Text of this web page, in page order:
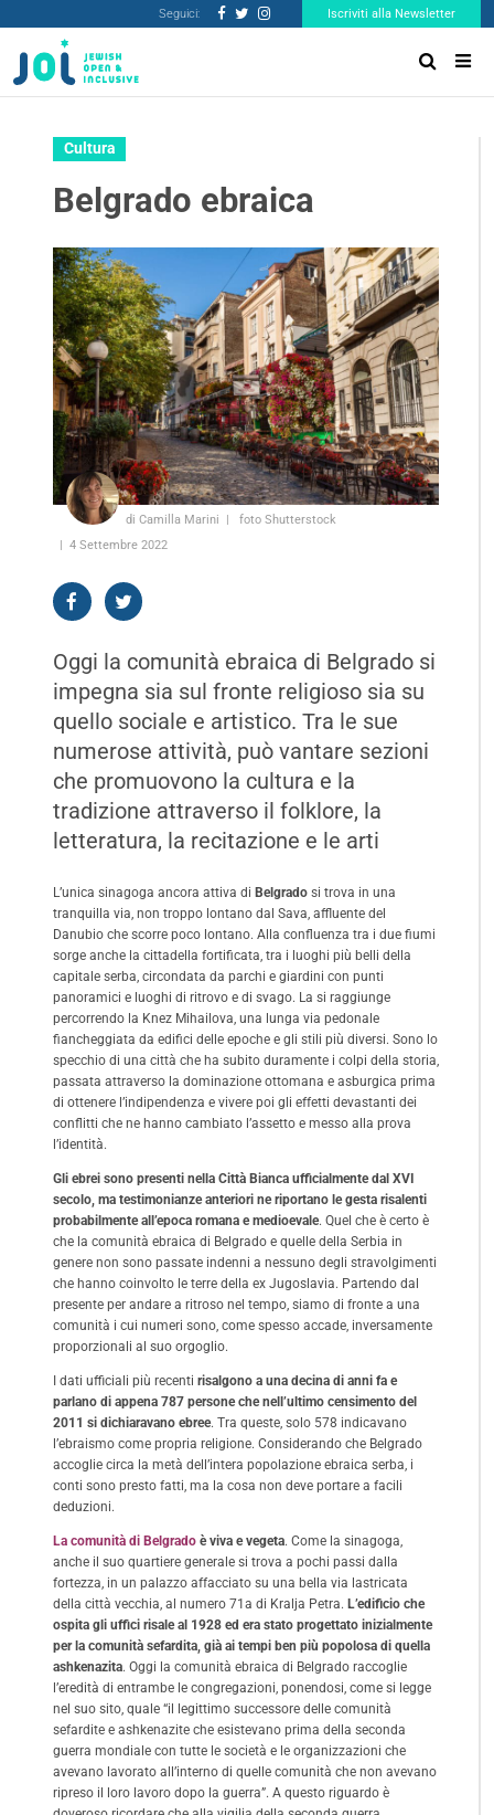
Seguici: Iscriviti alla Newsletter
Cultura
Belgrado ebraica
di Camilla Marini
foto Shutterstock
4 Settembre 2022
Oggi la comunità ebraica di Belgrado si
impegna sia sul fronte religioso sia su
quello sociale e artistico. Tra le sue
numerose attività, può vantare sezioni
che promuovono la cultura e la
tradizione attraverso il folklore, la
letteratura, la recitazione e le arti
L’unica sinagoga ancora attiva di Belgrado si trova in una
tranquilla via, non troppo lontano dal Sava, affluente del
Danubio che scorre poco lontano. Alla confluenza tra i due fiumi
sorge anche la cittadella fortificata, tra i luoghi più belli della
capitale serba, circondata da parchi e giardini con punti
panoramici e luoghi di ritrovo e di svago. La si raggiunge
percorrendo la Knez Mihailova, una lunga via pedonale
fiancheggiata da edifici delle epoche e gli stili più diversi. Sono lo
specchio di una città che ha subito duramente i colpi della storia,
passata attraverso la dominazione ottomana e asburgica prima
di ottenere l’indipendenza e vivere poi gli effetti devastanti dei
conflitti che ne hanno cambiato l’assetto e messo alla prova
l’identità.
Gli ebrei sono presenti nella Città Bianca ufficialmente dal XVI
secolo, ma testimonianze anteriori ne riportano le gesta risalenti
probabilmente all’epoca romana e medioevale. Quel che è certo è
che la comunità ebraica di Belgrado e quelle della Serbia in
genere non sono passate indenni a nessuno degli stravolgimenti
che hanno coinvolto le terre della ex Jugoslavia. Partendo dal
presente per andare a ritroso nel tempo, siamo di fronte a una
comunità i cui numeri sono, come spesso accade, inversamente
proporzionali al suo orgoglio.
I dati ufficiali più recenti risalgono a una decina di anni fa e
parlano di appena 787 persone che nell’ultimo censimento del
2011 si dichiaravano ebree. Tra queste, solo 578 indicavano
l’ebraismo come propria religione. Considerando che Belgrado
accoglie circa la metà dell’intera popolazione ebraica serba, i
conti sono presto fatti, ma la cosa non deve portare a facili
deduzioni.
La comunità di Belgrado è viva e vegeta. Come la sinagoga,
anche il suo quartiere generale si trova a pochi passi dalla
fortezza, in un palazzo affacciato su una bella via lastricata
della città vecchia, al numero 71a di Kralja Petra. L’edificio che
ospita gli uffici risale al 1928 ed era stato progettato inizialmente
per la comunità sefardita, già ai tempi ben più popolosa di quella
ashkenazita. Oggi la comunità ebraica di Belgrado raccoglie
l’eredità di entrambe le congregazioni, ponendosi, come si legge
nel suo sito, quale “il legittimo successore delle comunità
sefardite e ashkenazite che esistevano prima della seconda
guerra mondiale con tutte le società e le organizzazioni che
avevano lavorato all’interno di quelle comunità che non avevano
ripreso il loro lavoro dopo la guerra”. A questo riguardo è